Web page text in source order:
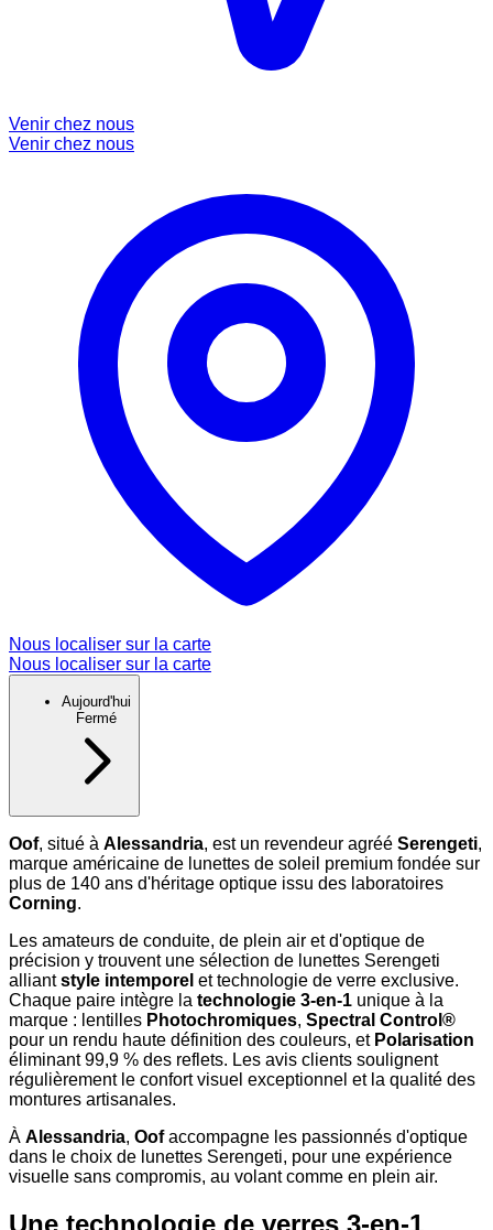
Venir chez nous
Venir chez nous
Nous localiser sur la carte
Nous localiser sur la carte
Aujourd'hui
Fermé
Oof, situé à Alessandria, est un revendeur agréé Serengeti,
marque américaine de lunettes de soleil premium fondée sur
plus de 140 ans d'héritage optique issu des laboratoires
Corning.
Les amateurs de conduite, de plein air et d'optique de
précision y trouvent une sélection de lunettes Serengeti
alliantstyle intemporel et technologie de verre exclusive.
Chaque paire intègre la technologie 3-en-1 unique à la
marque : lentilles Photochromiques, Spectral Control®
pour un rendu haute définition des couleurs, et Polarisation
éliminant 99,9 % des reflets. Les avis clients soulignent
régulièrement le confort visuel exceptionnel et la qualité des
montures artisanales.
À Alessandria, Oofaccompagne les passionnés d'optique
dans le choix de lunettes Serengeti, pour une expérience
visuelle sans compromis, au volant comme en plein air.
Une technologie de verres 3-en-1